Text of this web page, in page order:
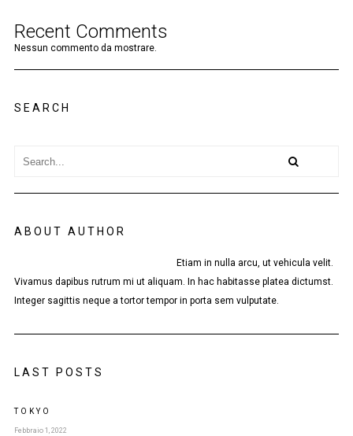
Recent Comments
Nessun commento da mostrare.
SEARCH
ABOUT AUTHOR
Etiam in nulla arcu, ut vehicula velit.
Vivamus dapibus rutrum mi ut aliquam. In hac habitasse platea dictumst.
Integer sagittis neque a tortor tempor in porta sem vulputate.
LAST POSTS
TOKYO
Febbraio 1, 2022